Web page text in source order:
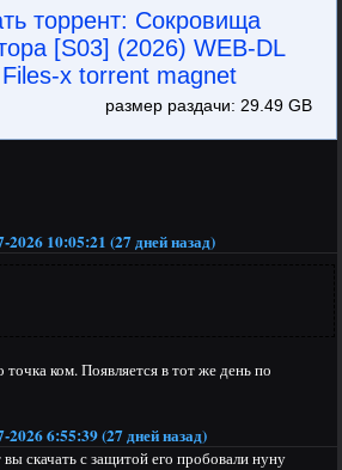
торрент: Сокровища
[S03] (2026) WEB-DL
x torrent magnet
размер раздачи: 29.49 GB
2026 10:05:21 (27 дней назад)
ком. Появляется в тот же день по
2026 6:55:39 (27 дней назад)
вы скачать с защитой его пробовали нуну